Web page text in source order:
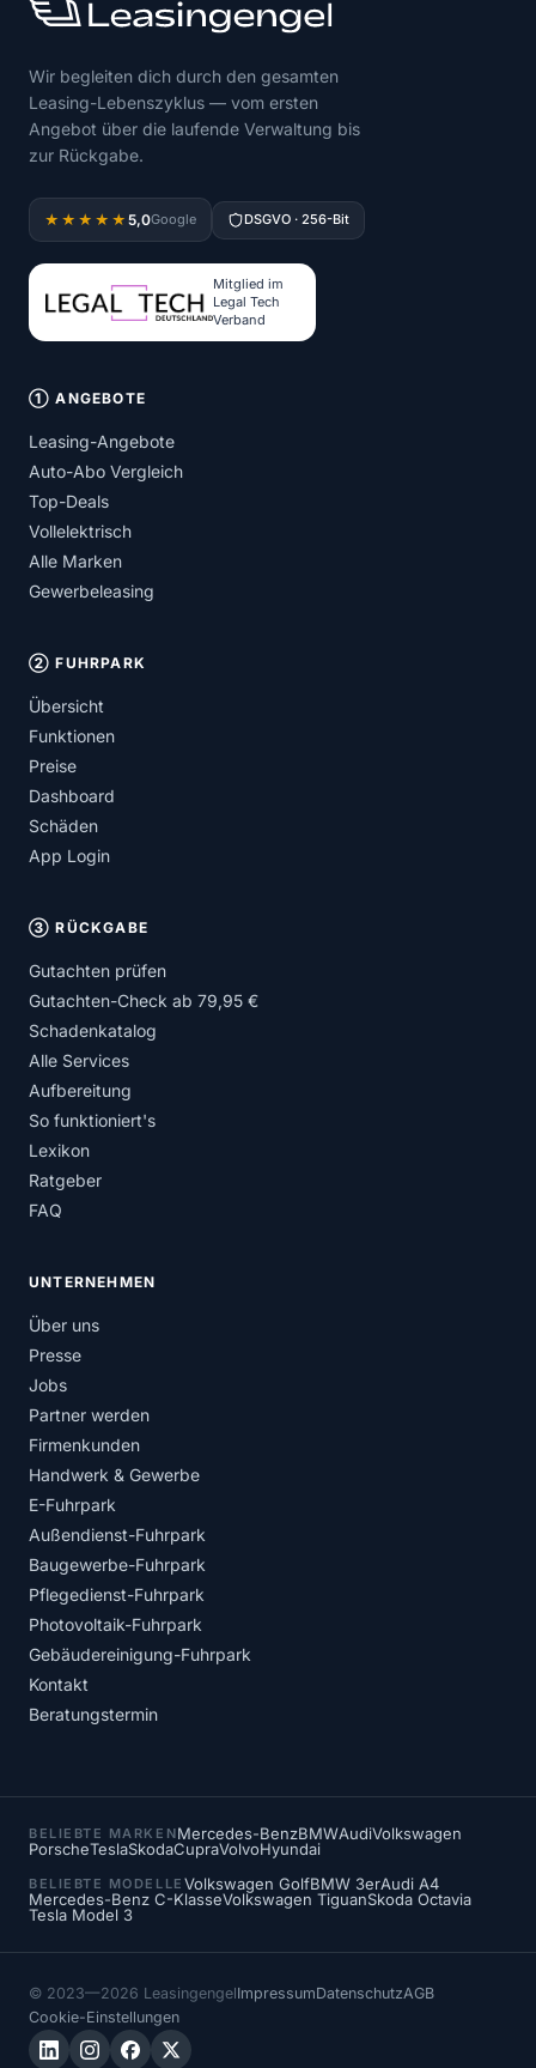
Wir begleiten dich durch den gesamten
Leasing-Lebenszyklus — vom ersten
Angebot über die laufende Verwaltung bis
zur Rückgabe.
★★★★★ 5,0Google DSGVO · 256-Bit
Mitglied im
Legal Tech
Verband
① ANGEBOTE
Leasing-Angebote
Auto-Abo Vergleich
Top-Deals
Vollelektrisch
Alle Marken
Gewerbeleasing
② FUHRPARK
Übersicht
Funktionen
Preise
Dashboard
Schäden
App Login
③ RÜCKGABE
Gutachten prüfen
Gutachten-Check ab 79,95 €
Schadenkatalog
Alle Services
Aufbereitung
So funktioniert's
Lexikon
Ratgeber
FAQ
UNTERNEHMEN
Über uns
Presse
Jobs
Partner werden
Firmenkunden
Handwerk & Gewerbe
E-Fuhrpark
Außendienst-Fuhrpark
Baugewerbe-Fuhrpark
Pflegedienst-Fuhrpark
Photovoltaik-Fuhrpark
Gebäudereinigung-Fuhrpark
Kontakt
Beratungstermin
BELIEBTE MARKENMercedes-BenzBMWAudiVolkswagen
PorscheTeslaSkodaCupraVolvoHyundai
BELIEBTE MODELLE Volkswagen GolfBMW 3erAudi A4
Mercedes-Benz C-KlasseVolkswagen TiguanSkoda Octavia
Tesla Model 3
© 2023—2026 LeasingengelImpressumDatenschutzAGB
Cookie-Einstellungen